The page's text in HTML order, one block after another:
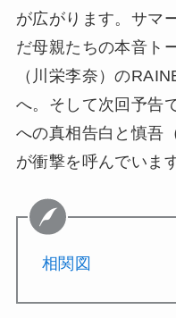
が広がります。サマ
だ母親たちの本音ト
（川栄李奈）の
へ。そして次回予告
への真相告白と慎吾
が衝撃を呼んでいます
相関図